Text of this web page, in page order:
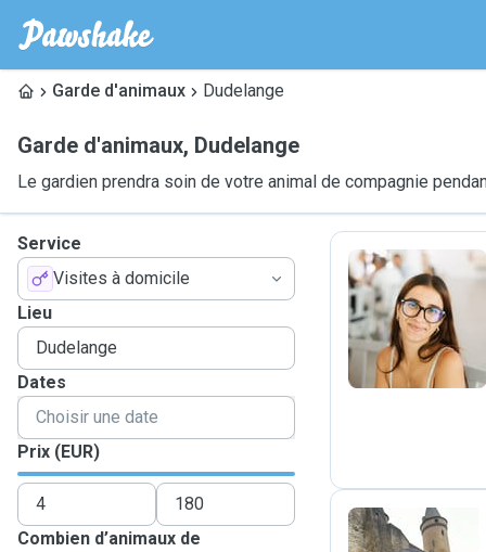
Garde d'animaux Dudelange
Garde d'animaux, Dudelange
Le gardien prendra soin de votre animal de compagnie
Service
Visites à domicile
Lieu
Dates
Prix (EUR)
Combien d’animaux de
M